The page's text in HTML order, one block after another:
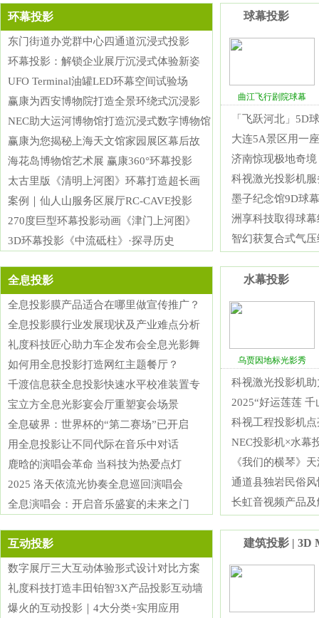
环幕投影
东门街道办党群中心四通道沉浸式投影
环幕投影：解锁企业展厅沉浸式体验新姿
UFO Terminal油罐LED环幕空间试验场
赢康为西安博物院打造全景环绕式沉浸影
NEC助大运河博物馆打造沉浸式数字博物馆
赢康为您揭秘上海天文馆家园展区幕后故
海花岛博物馆艺术展 赢康360°环幕投影
太古里版《清明上河图》环幕打造超长画
案例｜仙人山服务区展厅RC-CAVE投影
270度巨型环幕投影动画《津门上河图》
3D环幕投影《中流砥柱》·探寻历史
球幕投影
曲江飞行剧院球幕
「飞跃河北」5D
大连5A景区用一
济南惊现极地奇
科视激光投影机
墨子纪念馆9D球
洲享科技取得球
智幻获复合式气
全息投影
全息投影膜产品适合在哪里做宣传推广？
全息投影膜行业发展现状及产业难点分析
礼度科技匠心助力车企发布会全息光影舞
如何用全息投影打造网红主题餐厅？
千渡信息获全息投影快速水平校准装置专
宝立方全息光影宴会厅重塑宴会场景
全息破界：世界杯的“第二赛场”已开启
用全息投影让不同代际在音乐中对话
鹿晗的演唱会革命 当科技为热爱点灯
2025 洛天依流光协奏全息巡回演唱会
全息演唱会：开启音乐盛宴的未来之门
水幕投影
乌贾因地标光影秀
科视激光投影机
2025“好运莲莲
科视工程投影机
NEC投影机×水幕
《我们的横琴》
通道县独岩民俗
长虹音视频产品
互动投影
数字展厅三大互动体验形式设计对比方案
礼度科技打造丰田铂智3X产品投影互动墙
爆火的互动投影｜4大分类+实用应用
建筑投影 | 3D